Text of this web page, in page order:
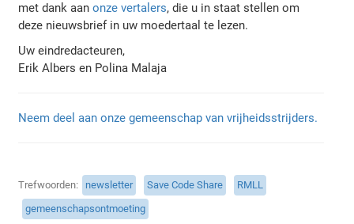
met dank aanonze vertalers, die u in staat stellen om
deze nieuwsbrief in uw moedertaal te lezen.
Uw eindredacteuren,
Erik Albers en Polina Malaja
Neem deel aan onze gemeenschap van vrijheidsstrijders.
Trefwoorden newsletter Save Code Share
RMLL
gemeenschapsontmoeting